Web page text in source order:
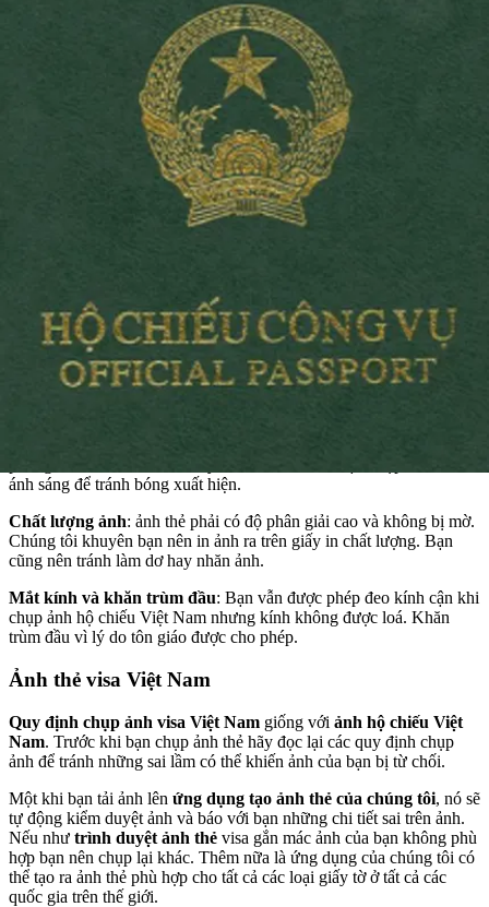
Kích thước ảnh hộ chiếu Việt Nam: ảnh hộ chiếu Việt Nam phải
có kích thước 40x60mm (chiều rộng x chiều cao).
: ảnh thẻ hộ chiếu phải được in màu. Hình trắng đen
không được chấp nhận.
Biểu cảm khuôn mặt: bạn phải giữ biểu cảm khuôn mặt tự nhiên,
không cười hay thể hiện các cảm xúc khác, bạn phải mở to mắt và
: bạn phải nhìn thẳng vào ống kính, chụp ảnh từ chính
tiết hay sự xuất hiện của bất cứ vật dụng gì, màu của phông nền là
màu trắng.
Ảnh phải được chụp trong vòng 6 tháng đổi lại
. Nếu bạn thay
đổi ngoại hình đáng kể và nộp ảnh thẻ cũ thì cơ quan sẽ gặp khó
khăn trong việc xác định danh tính của bạn.
ánh sáng để tránh bóng xuất hiện.
Chất lượng ảnh: ảnh thẻ phải có độ phân giải cao và không bị mờ.
Chúng tôi khuyên bạn nên in ảnh ra trên giấy in chất lượng. Bạn
cũng nên tránh làm dơ hay nhăn ảnh.
Mắt kính và khăn trùm đầu: Bạn vẫn được phép đeo kính cận khi
chụp ảnh hộ chiếu Việt Nam nhưng kính không được loá. Khăn
trùm đầu vì lý do tôn giáo được cho phép.
Ảnh thẻ visa Việt Nam
Quy định chụp ảnh visa Việt Nam giống với ảnh hộ chiếu Việt
Nam. Trước khi bạn chụp ảnh thẻ hãy đọc lại các quy định chụp
ảnh để tránh những sai lầm có thể khiến ảnh của bạn bị từ chối.
Một khi bạn tải ảnh lên ứng dụng tạo ảnh thẻ của chúng tôi, nó sẽ
tự động kiểm duyệt ảnh và báo với bạn những chi tiết sai trên ảnh.
Nếu như trình duyệt ảnh thẻ visa gắn mác ảnh của bạn không phù
hợp bạn nên chụp lại khác. Thêm nữa là ứng dụng của chúng tôi có
thể tạo ra ảnh thẻ phù hợp cho tất cả các loại giấy tờ ở tất cả các
quốc gia trên thế giới.